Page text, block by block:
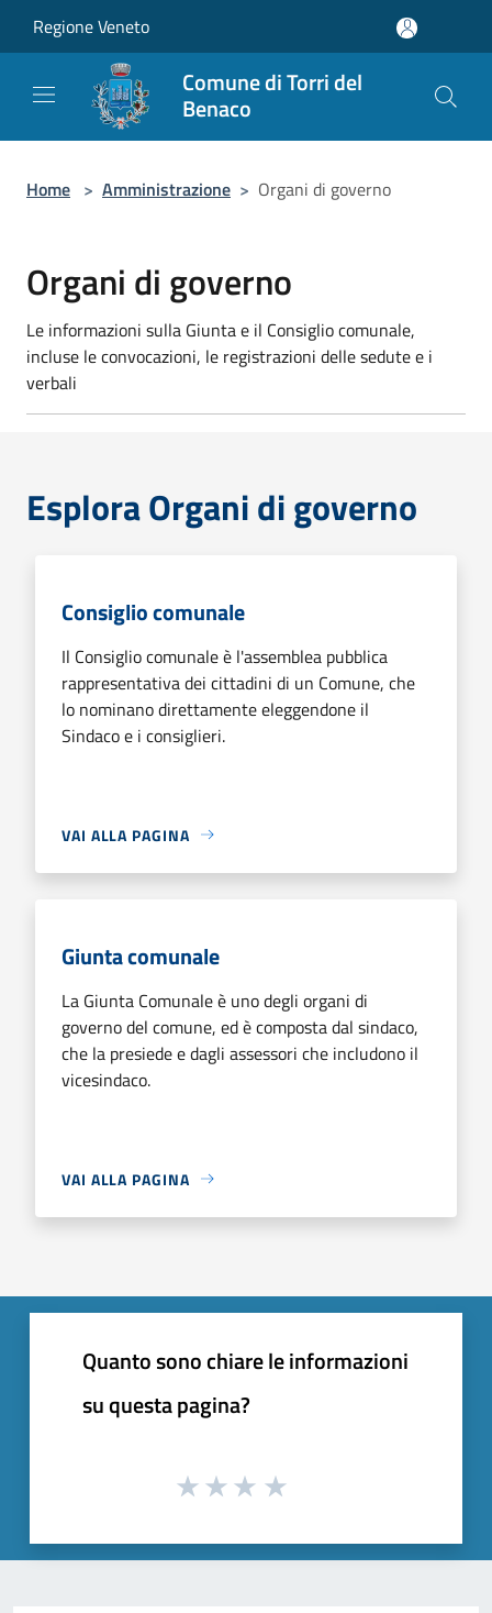
Regione Veneto
Comune di Torri del
Benaco
Home > Amministrazione > Organi di governo
Organi di governo
Le informazioni sulla Giunta e il Consiglio comunale,
incluse le convocazioni, le registrazioni delle sedute e i
verbali
Esplora Organi di governo
Consiglio comunale
Il Consiglio comunale è l'assemblea pubblica
rappresentativa dei cittadini di un Comune, che
lo nominano direttamente eleggendone il
Sindaco e i consiglieri.
VAI ALLA PAGINA
Giunta comunale
La Giunta Comunale è uno degli organi di
governo del comune, ed è composta dal sindaco,
che la presiede e dagli assessori che includono il
vicesindaco.
VAI ALLA PAGINA
Quanto sono chiare le informazioni
su questa pagina?